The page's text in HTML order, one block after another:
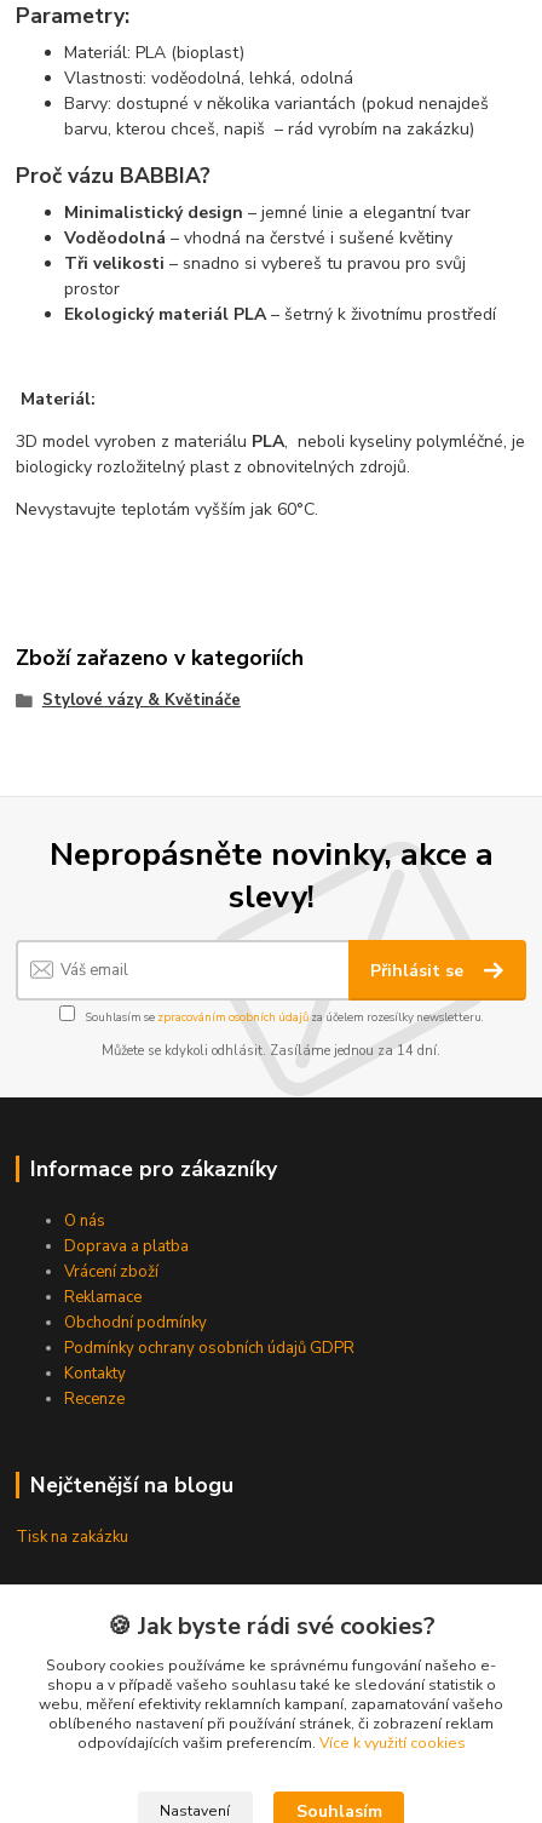
Parametry:
Materiál: PLA (bioplast)
Vlastnosti: voděodolná, lehká, odolná
Barvy: dostupné v několika variantách (pokud nenajdeš
barvu, kterou chceš, napiš – rád vyrobím na zakázku)
Proč vázu BABBIA?
Minimalistický design – jemné linie a elegantní tvar
Voděodolná – vhodná na čerstvé i sušené květiny
Tři velikosti – snadno si vybereš tu pravou pro svůj
prostor
Ekologický materiál PLA– šetrný k životnímu prostředí
Materiál:
3D model vyroben z materiálu PLA, neboli kyseliny polymléčné, je
biologicky rozložitelný plast z obnovitelných zdrojů.
Nevystavujte teplotám vyšším jak 60°C.
Zboží zařazeno v kategoriích
Stylové vázy & Květináče
Nepropásněte novinky, akce a
slevy!
Přihlásit se
Souhlasím se zpracováním osobních údajůza účelem rozesílky newsletteru.
Můžete se kdykoli odhlásit. Zasíláme jednou za 14 dní.
Informace pro zákazníky
O nás
Doprava a platba
Vrácení zboží
Reklamace
Obchodní podmínky
Podmínky ochrany osobních údajů GDPR
Kontakty
Recenze
Nejčtenější na blogu
Tisk na zakázku
Sociální sítě
Instagram
Facebook
🍪 Jak byste rádi své cookies?
Soubory cookies používáme ke správnému fungování našeho e-
shopu a v případě vašeho souhlasu také ke sledování statistik o
webu, měření efektivity reklamních kampaní, zapamatování vašeho
oblíbeného nastavení při používání stránek, či zobrazení reklam
odpovídajících vašim preferencím. Více k využití cookies
Nastavení Souhlasím